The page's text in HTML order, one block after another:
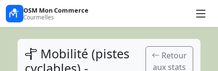
OSM Mon Commerce
Courmelles
Mobilité (pistes
Retour
aux stats